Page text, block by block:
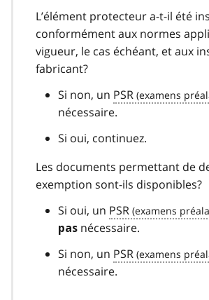
L’élément protecteur a-t-il été
conformément aux normes
vigueur, le cas échéant, et aux
fabricant?
Si non, un PSR
nécessaire.
Si oui, continuez.
Les documents permettant de
exemption sont-ils disponibles?
Si oui, un PSR
pas nécessaire.
Si non, un PSR
nécessaire.